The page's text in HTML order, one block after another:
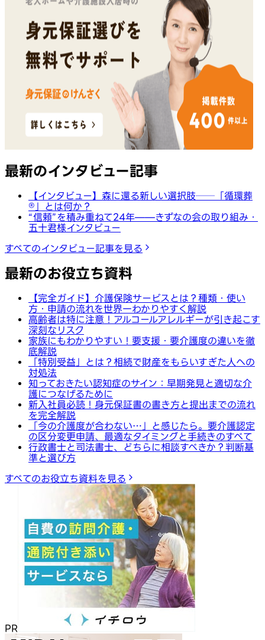
最新のインタビュー記事
【インタビュー】森に還る新しい選択肢──「循環葬
®︎」とは何か？
“信頼”を積み重ねて24年——きずなの会の取り組み・
五十君様インタビュー
すべてのインタビュー記事を見る
最新のお役立ち資料
【完全ガイド】介護保険サービスとは？種類・使い
方・申請の流れを世界一わかりやすく解説
高齢者は特に注意！アルコールアレルギーが引き起こす
深刻なリスク
家族にもわかりやすい！要支援・要介護度の違いを徹
底解説
「特別受益」とは？相続で財産をもらいすぎた人への
対処法
知っておきたい認知症のサイン：早期発見と適切な介
護につなげるために
新入社員必読！身元保証書の書き方と提出までの流れ
を完全解説
「今の介護度が合わない…」と感じたら。要介護認定
の区分変更申請、最適なタイミングと手続きのすべて
行政書士と司法書士、どちらに相談すべきか？判断基
準と選び方
すべてのお役立ち資料を見る
PR